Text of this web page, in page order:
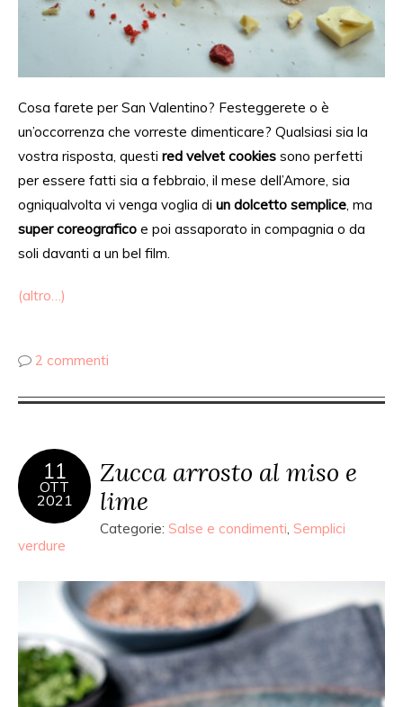
Cosa farete per San Valentino? Festeggerete o è
un’occorrenza che vorreste dimenticare? Qualsiasi sia la
vostra risposta, questi red velvet cookies ​sono perfetti
per essere fatti sia a febbraio, il mese dell’Amore, sia
ogniqualvolta vi venga voglia di un dolcetto semplice, ma
supercoreografico e poi assaporato in compagnia o da
soli davanti a un bel film.
(altro…)
2 commenti
11
OTT
2021
Zucca arrosto al miso e
lime
Categorie: Salse e condimenti, Semplici
verdure